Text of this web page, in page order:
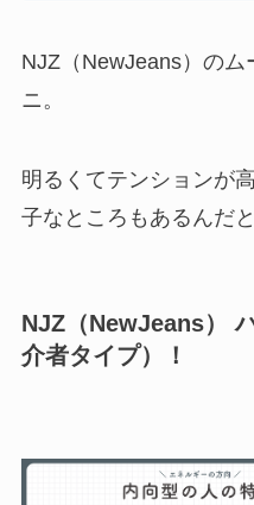
NJZ（NewJeans）の
ニ。
明るくてテンションが
子なところもあるんだ
NJZ（NewJeans）
介者タイプ）！